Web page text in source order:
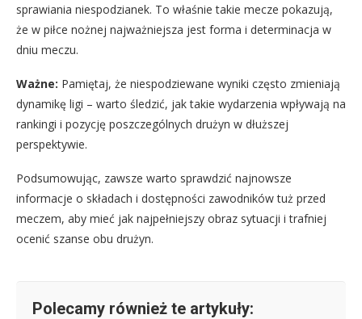
sprawiania niespodzianek. To właśnie takie mecze pokazują,
że w piłce nożnej najważniejsza jest forma i determinacja w
dniu meczu.
Ważne: Pamiętaj, że niespodziewane wyniki często zmieniają
dynamikę ligi – warto śledzić, jak takie wydarzenia wpływają na
rankingi i pozycję poszczególnych drużyn w dłuższej
perspektywie.
Podsumowując, zawsze warto sprawdzić najnowsze
informacje o składach i dostępności zawodników tuż przed
meczem, aby mieć jak najpełniejszy obraz sytuacji i trafniej
ocenić szanse obu drużyn.
Polecamy również te artykuły: